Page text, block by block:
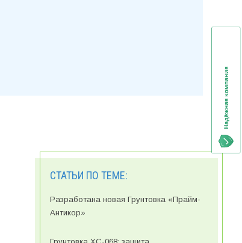
СТАТЬИ ПО ТЕМЕ:
Разработана новая Грунтовка «Прайм-
Антикор»